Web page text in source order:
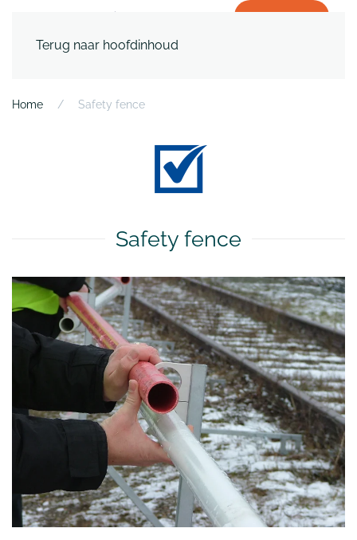
Terug naar hoofdinhoud
Home Safety fence
Safety fence